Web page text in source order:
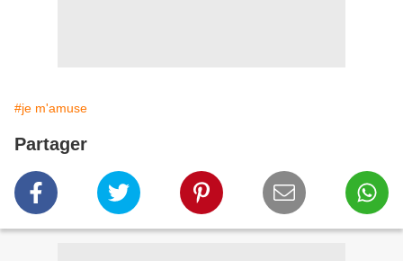
#je m'amuse
Partager